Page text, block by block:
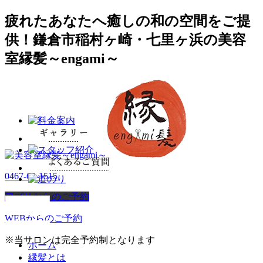
疲れたあなたへ癒しの和の空間をご提
供！鎌倉市稲村ヶ崎・七里ヶ浜の美容
室縁髪～engami～
0467-66-1515
アプリからのご予約
WEBからのご予約
※当サロンは完全予約制となります
ホーム
縁髪とは